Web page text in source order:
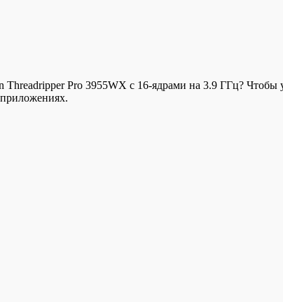
Pro 3955WX с 16-ядрами на 3.9 ГГц? Чтобы